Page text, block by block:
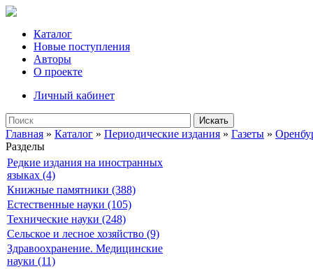
Каталог
Новые поступления
Авторы
О проекте
Личный кабинет
Искать
Главная » Каталог » Периодические издания » Газеты »
Разделы
Редкие издания на иностранных
языках (4)
Книжные памятники (388)
Естественные науки (105)
Технические науки (248)
Сельское и лесное хозяйство (9)
Здравоохранение. Медицинские
науки (11)